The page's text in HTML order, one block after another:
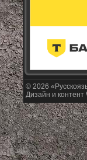
© 2026
Дизайн и контент